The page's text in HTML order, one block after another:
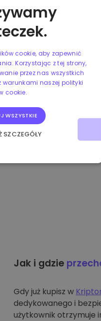
płatności
do różnych i
Jak i gdzie
Gdy już kupisz w
dedykowanego i
użytkownik otrzymuje
cookie, aby zapewnić
Korzystając z tej strony,
przez nas wszystkich
warunkami naszej polityki
cookie.
WSZYSTKIE
SZCZEGÓŁY